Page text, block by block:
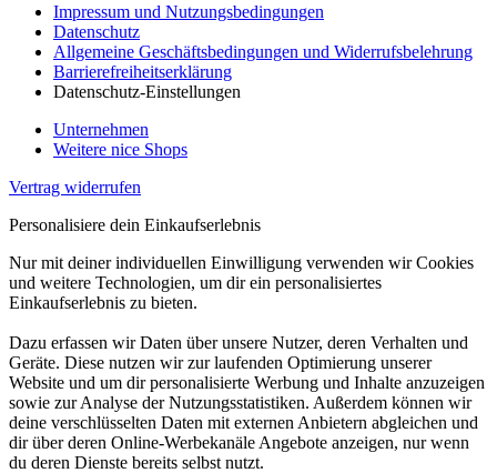
Impressum und Nutzungsbedingungen
Datenschutz
Allgemeine Geschäftsbedingungen und Widerrufsbelehrung
Barrierefreiheitserklärung
Datenschutz-Einstellungen
Unternehmen
Weitere nice Shops
Vertrag widerrufen
Personalisiere dein Einkaufserlebnis
Nur mit deiner individuellen Einwilligung verwenden wir Cookies
und weitere Technologien, um dir ein personalisiertes
Einkaufserlebnis zu bieten.
Dazu erfassen wir Daten über unsere Nutzer, deren Verhalten und
Geräte. Diese nutzen wir zur laufenden Optimierung unserer
Website und um dir personalisierte Werbung und Inhalte anzuzeigen
sowie zur Analyse der Nutzungsstatistiken. Außerdem können wir
deine verschlüsselten Daten mit externen Anbietern abgleichen und
dir über deren Online-Werbekanäle Angebote anzeigen, nur wenn
du deren Dienste bereits selbst nutzt.